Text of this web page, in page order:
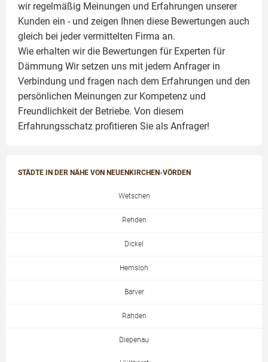
wir regelmäßig Meinungen und Erfahrungen unserer
Kunden ein - und zeigen Ihnen diese Bewertungen auch
gleich bei jeder vermittelten Firma an.
Wie erhalten wir die Bewertungen für Experten für
Dämmung Wir setzen uns mit jedem Anfrager in
Verbindung und fragen nach dem Erfahrungen und den
persönlichen Meinungen zur Kompetenz und
Freundlichkeit der Betriebe. Von diesem
Erfahrungsschatz profitieren Sie als Anfrager!
STÄDTE IN DER NÄHE VON NEUENKIRCHEN-VÖRDEN
Wetschen
Rehden
Dickel
Hemsloh
Barver
Rahden
Diepenau